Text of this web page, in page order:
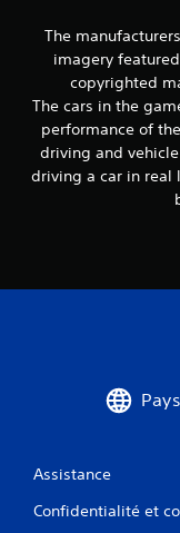
The
imagery
copyrighted
The cars in the
performance of
driving and
driving a car in real
Assistance
Confidentialité et